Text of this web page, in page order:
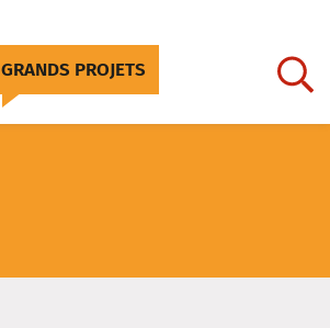
GRANDS PROJETS